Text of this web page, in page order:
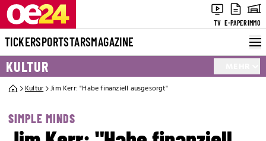
TV E-PAPERIMMO
TICKERSPORTSTARSMAGAZINE
KULTUR
Kultur Jim Kerr: "Habe finanziell ausgesorgt"
SIMPLE MINDS